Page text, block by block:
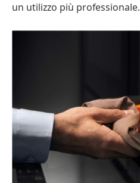
un utilizzo più professionale.